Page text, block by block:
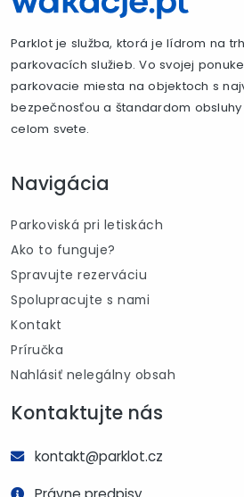
Parklot je služba, ktorá je lídrom na
parkovacích služieb. Vo svojej
parkovacie miesta na objektoch s
bezpečnosťou a štandardom
celom svete.
Navigácia
Parkoviská pri letiskách
Ako to funguje?
Spravujte rezerváciu
Spolupracujte s nami
Kontakt
Príručka
Nahlásiť nelegálny obsah
Kontaktujte nás
kontakt@parklot.cz